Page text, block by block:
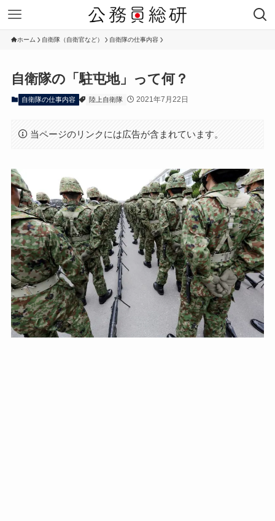
ホーム 自衛隊（自衛官など） 自衛隊の仕事内容
自衛隊の「駐屯地」って何？
自衛隊の仕事内容 陸上自衛隊 2021年7月22日
当ページのリンクには広告が含まれています。